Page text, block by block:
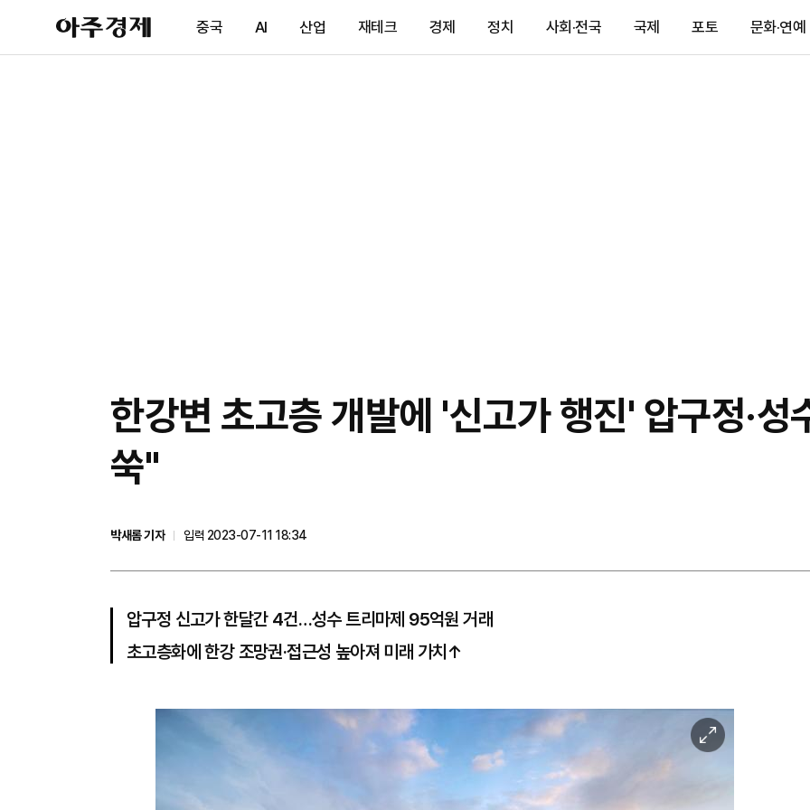
아
주
제
중국 AI 산업 재테크 경제 정치 사회·전국 국제 포토 문화·연예
한강변 초고층 개발에 '신고가 행진' 압구정·
쑥"
박새롬 기자 입력 2023-07-11 18:34
압구정 신고가 한달간 4건…성수 트리마제 95억원 거래
초고층화에 한강 조망권·접근성 높아져 미래 가치↑
이
미